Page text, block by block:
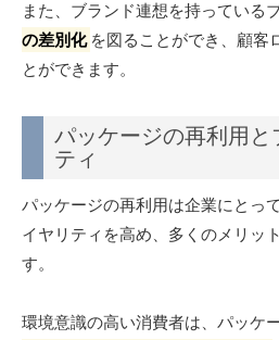
また、ブランド連想を持っている
の差別化 を図ることができ、顧客
とができます。
パッケージの再利用と
ティ
パッケージの再利用は企業にとっ
イヤリティを高め、多くのメリッ
す。
環境意識の高い消費者は、パッケ